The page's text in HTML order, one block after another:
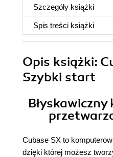
Szczegóły książki
Spis treści książki
Opis książki:
Szybki start
Cubase SX to
dzięki której możesz